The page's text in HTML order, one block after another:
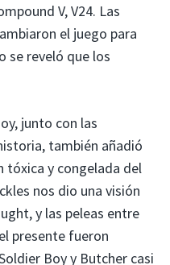
V, V24. Las
el juego para
se reveló que los
junto con las
también añadió
tóxica y congelada del
nos dio una visión
y las peleas entre
presente fueron
Boy y Butcher casi